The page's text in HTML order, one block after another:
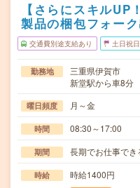
【さらにスキルUP
製品の梱包フォー
交通費別途支給あり 土日祝
勤務地
三重県伊賀市
新堂駅から車8分
曜日頻度 月～金
時間 08:30～17:00
期間 長期でお仕事でき
時給 時給1400円